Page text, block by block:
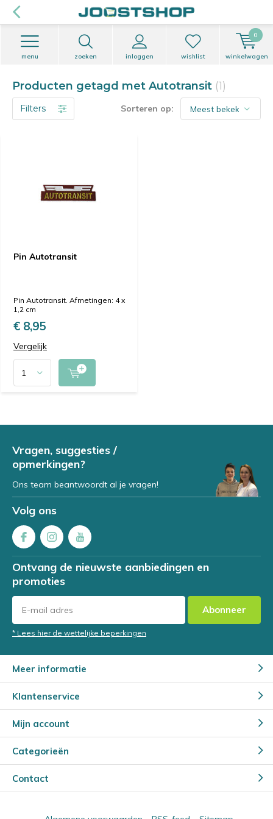
zoeken inloggen
menu wishlist winkelwagen
0
Producten getagd met Autotransit (1)
Filters Sorteren op:
Pin Autotransit
Pin Autotransit. Afmetingen: 4 x
1,2 cm
€ 8,95
Vergelijk
Vragen, suggesties /
opmerkingen?
Ons team beantwoordt al je vragen!
Volg ons
Ontvang de nieuwste aanbiedingen en
promoties
Abonneer
* Lees hier de wettelijke beperkingen
Meer informatie
Klantenservice
Mijn account
Categorieën
Contact